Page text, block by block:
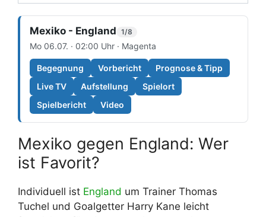
Mexiko - England 1/8
Mo 06.07. · 02:00 Uhr · Magenta
Begegnung Vorbericht
Prognose & Tipp
Live TV
Aufstellung
Spielort
Spielbericht
Video
Mexiko gegen England: Wer
ist Favorit?
Individuell ist England um Trainer Thomas
Tuchel und Goalgetter Harry Kane leicht